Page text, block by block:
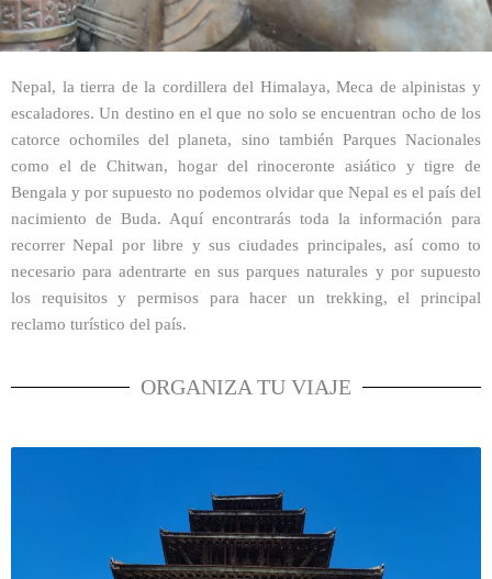
Nepal, la tierra de la cordillera del Himalaya, Meca de alpinistas y
escaladores. Un destino en el que no solo se encuentran ocho de los
catorce ochomiles del planeta, sino también Parques Nacionales
como el de Chitwan, hogar del rinoceronte asiático y tigre de
Bengala y por supuesto no podemos olvidar que Nepal es el país del
nacimiento de Buda. Aquí encontrarás toda la información para
recorrer Nepal por libre y sus ciudades principales, así como to
necesario para adentrarte en sus parques naturales y por supuesto
los requisitos y permisos para hacer un trekking, el principal
reclamo turístico del país.
ORGANIZA TU VIAJE